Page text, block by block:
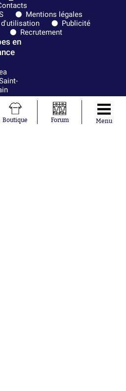
Mentions légales
d'utilisation
Publicité
Recrutement
en
Boutique Forum Menu